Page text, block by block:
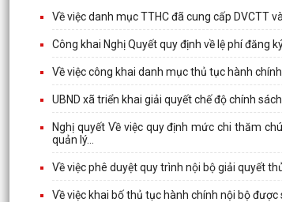
Về việc danh mục TTHC đã cung cấp DVCTT
Công khai Nghị Quyết quy định về lệ phí đăng
Về việc công khai danh mục thủ tục hành
UBND xã triển khai giải quyết chế độ chính
Nghị quyết Về việc quy định mức chi thăm
quản lý...
Về việc phê duyệt quy trình nội bộ giải quyết
Về việc khai bố thủ tục hành chính nội bộ